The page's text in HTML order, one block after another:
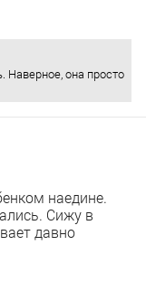
Наверное, она просто
наедине.
Сижу в
давно